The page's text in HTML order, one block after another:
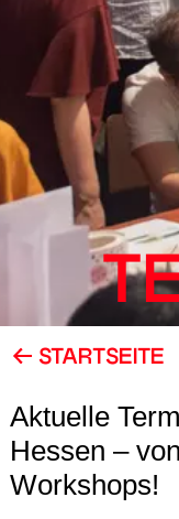
STARTSEITE
Aktuelle
Hessen –
Workshops!